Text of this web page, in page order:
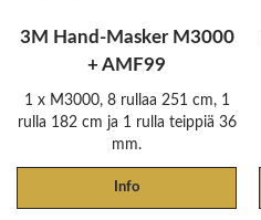
3M Hand-Masker M3000
+ AMF99
1 x M3000, 8 rullaa 251 cm, 1
rulla 182 cm ja 1 rulla teippiä 36
mm.
Info